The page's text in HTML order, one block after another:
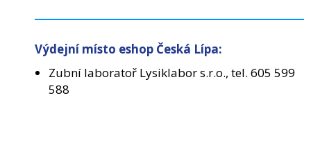
Výdejní místo eshop Česká Lípa:
Zubní laboratoř Lysiklabor s.r.o., tel. 605 599
588